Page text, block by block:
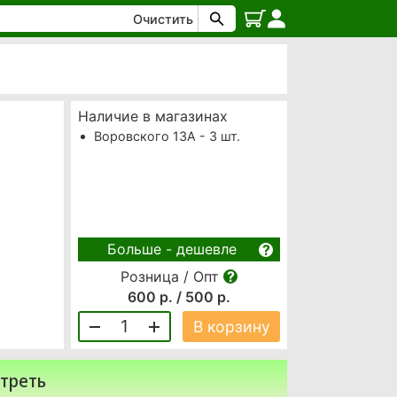
Очистить
Наличие в магазинах
Воровского 13А - 3 шт.
Больше - дешевле
Розница / Опт
600 р. / 500 р.
1 В корзину